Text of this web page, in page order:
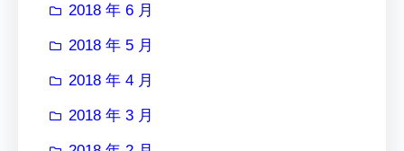
2018 年 6 月
2018 年 5 月
2018 年 4 月
2018 年 3 月